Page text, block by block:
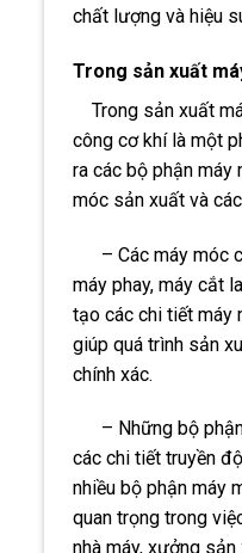
chất lượng và hiệu
Trong sản xuất
Trong sản xuất
công cơ khí là một
ra các bộ phận máy
móc sản xuất và
– Các máy móc
máy phay, máy cắt
tạo các chi tiết máy
giúp quá trình sản
chính xác.
– Những bộ phận
các chi tiết truyền
nhiều bộ phận máy
quan trọng trong
nhà máy, xưởng sản